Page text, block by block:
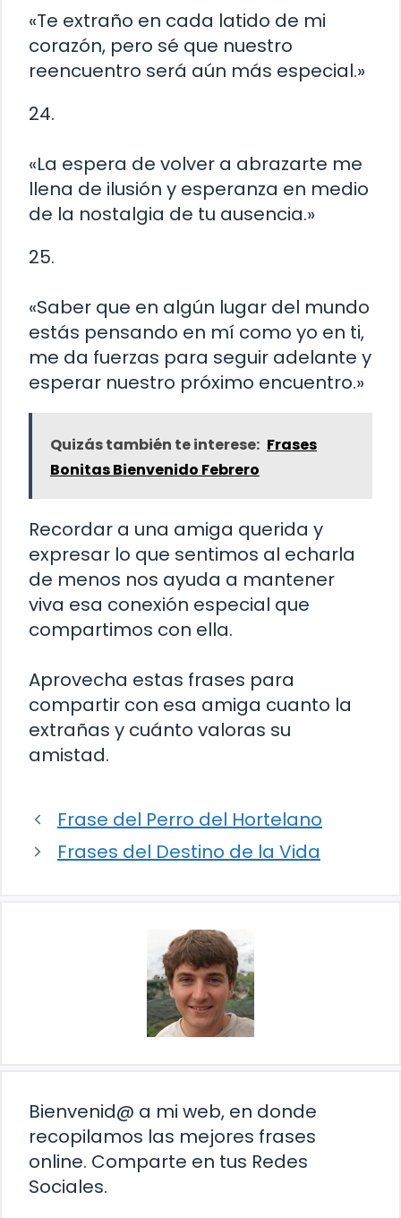
«Te extraño en cada latido de mi
corazón, pero sé que nuestro
reencuentro será aún más especial.»
24.
«La espera de volver a abrazarte me
llena de ilusión y esperanza en medio
de la nostalgia de tu ausencia.»
25.
«Saber que en algún lugar del mundo
estás pensando en mí como yo en ti,
me da fuerzas para seguir adelante y
esperar nuestro próximo encuentro.»
Quizás también te interese: Frases
Bonitas Bienvenido Febrero
Recordar a una amiga querida y
expresar lo que sentimos al echarla
de menos nos ayuda a mantener
viva esa conexión especial que
compartimos con ella.
Aprovecha estas frases para
compartir con esa amiga cuanto la
extrañas y cuánto valoras su
amistad.
Frase del Perro del Hortelano
Frases del Destino de la Vida
Bienvenid@ a mi web, en donde
recopilamos las mejores frases
online. Comparte en tus Redes
Sociales.